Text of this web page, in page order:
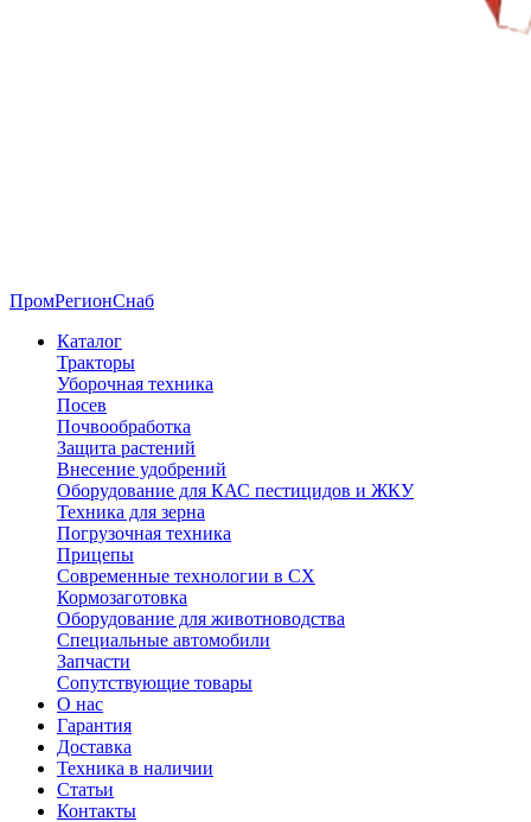
ПромРегионСнаб
Каталог
Тракторы
Уборочная техника
Посев
Почвообработка
Защита растений
Внесение удобрений
Оборудование для КАС пестицидов и ЖКУ
Техника для зерна
Погрузочная техника
Прицепы
Современные технологии в СХ
Кормозаготовка
Оборудование для животноводства
Специальные автомобили
Запчасти
Сопутствующие товары
О нас
Гарантия
Доставка
Техника в наличии
Статьи
Контакты